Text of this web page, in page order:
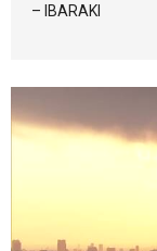
– IBARAKI